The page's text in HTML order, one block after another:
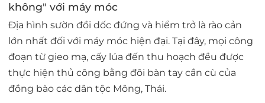
không" với máy móc
Địa hình sườn đồi dốc đứng và hiểm trở là rào cản
lớn nhất đối với máy móc hiện đại. Tại đây, mọi công
đoạn từ gieo mạ, cấy lúa đến thu hoạch đều được
thực hiện thủ công bằng đôi bàn tay cần cù của
đồng bào các dân tộc Mông, Thái.